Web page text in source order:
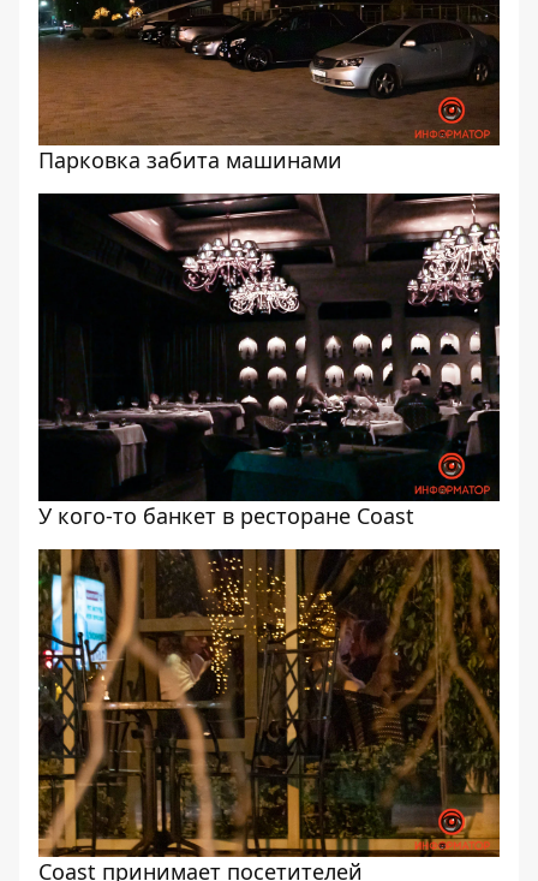
Парковка забита машинами
У кого-то банкет в ресторане Coast
Coast принимает посетителей